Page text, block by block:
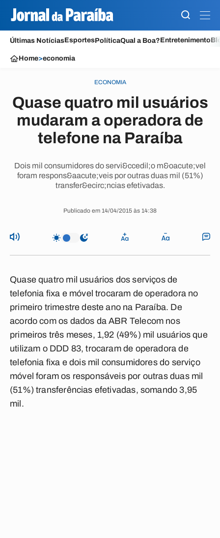
Últimas NotíciasEsportesPolíticaQual a Boa?Entretenimento
Home>economia
ECONOMIA
Quase quatro mil usuários
mudaram a operadora de
telefone na Paraíba
Dois mil consumidores do servi&ccedil;o m&oacute;vel
foram respons&aacute;veis por outras duas mil (51%)
transfer&ecirc;ncias efetivadas.
Publicado em 14/04/2015 às 14:38
Quase quatro mil usuários dos serviços de
telefonia fixa e móvel trocaram de operadora no
primeiro trimestre deste ano na Paraíba. De
acordo com os dados da ABR Telecom nos
primeiros três meses, 1,92 (49%) mil usuários que
utilizam o DDD 83, trocaram de operadora de
telefonia fixa e dois mil consumidores do serviço
móvel foram os responsáveis por outras duas mil
(51%) transferências efetivadas, somando 3,95
mil.